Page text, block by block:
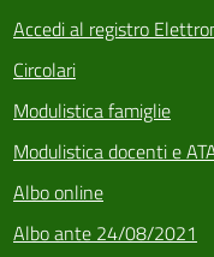
Accedi al registro
Circolari
Modulistica famiglie
Modulistica docenti e
Albo online
Albo ante 24/08/2021